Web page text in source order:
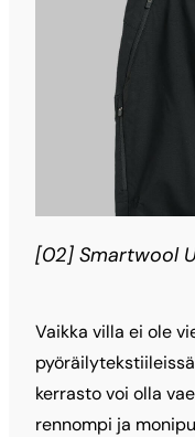
[02] Smartwool
Vaikka villa ei ole
kerrasto voi olla
rennompi ja